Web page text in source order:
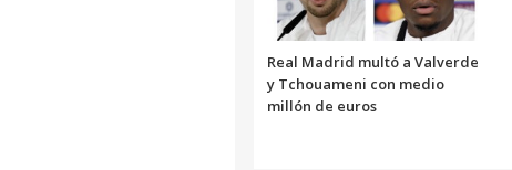
Real Madrid multó a Valverde
y Tchouameni con medio
millón de euros